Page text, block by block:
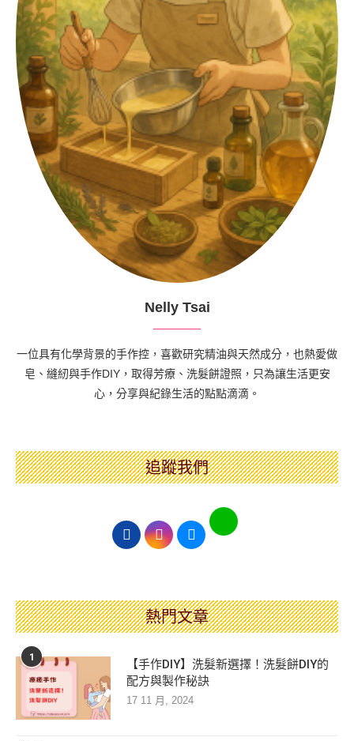
Nelly Tsai
一位具有化學背景的手作控，喜歡研究精油與天然成分，也熱愛做
皂、縫紉與手作DIY，取得芳療、洗髮餅證照，只為讓生活更安
心，分享與紀錄生活的點點滴滴。
追蹤我們
熱門文章
1
【手作DIY】洗髮新選擇！洗髮餅DIY的
配方與製作秘訣
17 11 月, 2024